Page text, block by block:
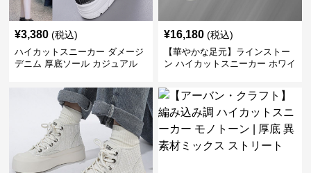
¥3,380 (税込)
ハイカットスニーカー ダメージ
デニム 厚底ソール カジュアル
かわいい 学校 日常使い 履きや
¥16,180 (税込)
【華やかな足元】ラインストー
ン ハイカットスニーカー ホワイ
ボン